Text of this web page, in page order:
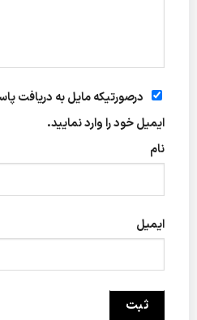
درصورتیکه مایل به دریافت
ایمیل خود را وارد نمایید.
نام
ایمیل